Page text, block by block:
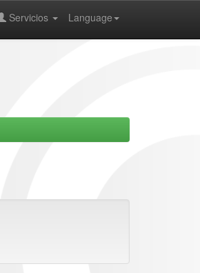
Language
Servicios